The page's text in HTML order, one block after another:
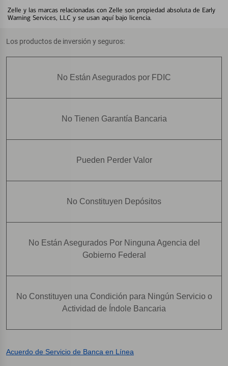
Zelle y las marcas relacionadas con Zelle son propiedad absoluta de Early
Warning Services, LLC y se usan aquí bajo licencia.
Los productos de inversión y seguros:
No Están Asegurados por FDIC
No Tienen Garantía Bancaria
Pueden Perder Valor
No Constituyen Depósitos
No Están Asegurados Por Ninguna Agencia del
Gobierno Federal
No Constituyen una Condición para Ningún Servicio o
Actividad de Índole Bancaria
Acuerdo de Servicio de Banca en Línea